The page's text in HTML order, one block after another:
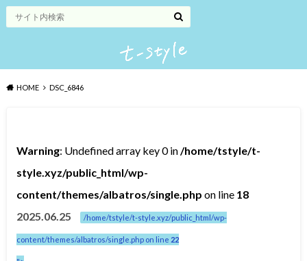
HOME DSC_6846
Warning: Undefined array key 0 in/home/tstyle/t-
style.xyz/public_html/wp-
content/themes/albatros/single.php on line 18
2025.06.25
/home/tstyle/t-style.xyz/public_html/wp-
content/themes/albatros/single.php on line 22